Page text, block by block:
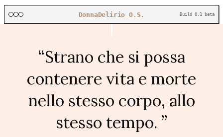
DonnaDelirio O.S. Build 0.1 beta
“Strano che si possa
contenere vita e morte
nello stesso corpo, allo
stesso tempo. ”